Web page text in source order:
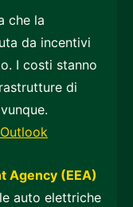
che la
da incentivi
I costi stanno
di
Agency (EEA)
auto elettriche